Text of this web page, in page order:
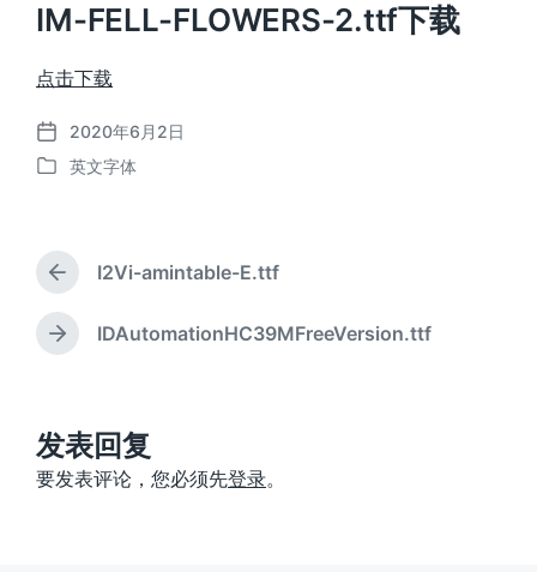
IM-FELL-FLOWERS-2.ttf下载
点击下载
发
布
2020年6月2日
发
英文字体
上
篇
文
章
I2Vi-amintable-E.ttf
下
：
IDAutomationHC39MFreeVersion.ttf
发表回复
要发表评论，您必须先登录。